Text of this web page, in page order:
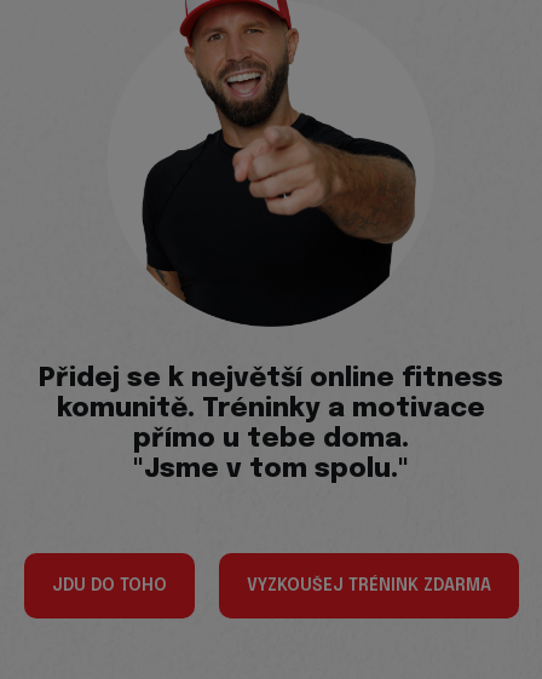
Přidej se k největší online fitness
komunitě. Tréninky a motivace
přímo u tebe doma.
"Jsme v tom spolu."
JDU DO TOHO VYZKOUŠEJ TRÉNINK ZDARMA